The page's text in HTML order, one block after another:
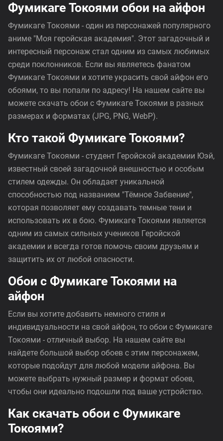
Фумикаге Токоями обои на айфон
Фумикаге Токоями - один из персонажей популярного
аниме "Моя геройская академия". Этот загадочный и
интересный персонаж стал одним из самых любимых
среди поклонников. Если вы являетесь фанатом
Фумикаге Токоями и хотите украсить свой айфон его
обоями, то вы попали по адресу! На нашем сайте вы
можете скачать обои с Фумикаге Токоями в разных
размерах и форматах (JPG, PNG, WebP).
Кто такой Фумикаге Токоями?
Фумикаге Токоями - студент Геройской академии Юэй,
известный своей загадочной внешностью и особым
стилем одежды. Он обладает уникальной
способностью под названием "Тёмное Забвение",
которая позволяет ему создавать темные тени и
использовать их в бою. Фумикаге Токоями является
одним из самых сильных учеников Геройской
академии и всегда готов помочь своим друзьям и
защитить их от любой опасности.
Обои с Фумикаге Токоями на
айфон
Если вы хотите добавить немного стиля и
индивидуальности на свой айфон, то обои с Фумикаге
Токоями - отличный выбор. На нашем сайте вы
найдете большой выбор обоев с этим персонажем,
которые подойдут для любой модели айфона. Вы
можете выбрать нужный размер и формат обоев,
чтобы они идеально подошли под ваше устройство.
Как скачать обои с Фумикаге
Токоями?